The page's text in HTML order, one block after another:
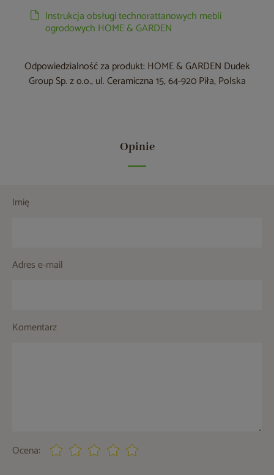
Instrukcja obsługi technorattanowych mebli
ogrodowych HOME & GARDEN
Odpowiedzialność za produkt: HOME & GARDEN Dudek
Group Sp. z o.o., ul. Ceramiczna 15, 64-920 Piła, Polska
Opinie
Imię
Adres e-mail
Komentarz
Ocena: